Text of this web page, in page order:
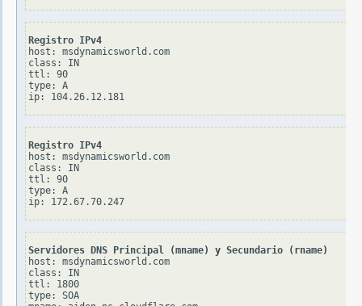
Registro IPv4
host: msdynamicsworld.com
class: IN
ttl: 90
type: A
Registro IPv4
host: msdynamicsworld.com
class: IN
ttl: 90
type: A
Servidores DNS Principal (mname) y Secundario (rname)
host: msdynamicsworld.com
class: IN
ttl: 1800
type: SOA